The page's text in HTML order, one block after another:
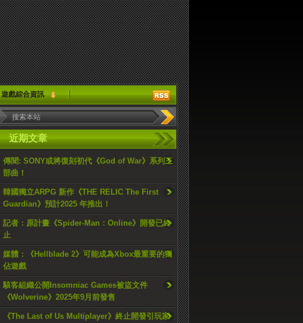
遊戲綜合資訊
近期文章
傳聞: SONY或將復刻初代《God of War》系列三
部曲！
韓國獨立ARPG 新作《THE RELIC The First
Guardian》預計2025 年推出！
記者：原計畫《Spider-Man：Online》開發已終
止
媒體：《Hellblade 2》可能成為Xbox最重要的獨
佔遊戲
駭客組織公開Insomniac Games被盜文件
《Wolverine》2025年9月前發售
《The Last of Us Multiplayer》終止開發引玩家